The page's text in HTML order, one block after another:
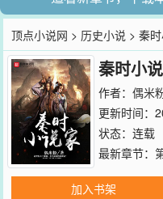
顶点小说网 > 历史小说 > 秦
秦时小
作者： 偶米
更新时间：
状态：连载
最新章节：
加入书架